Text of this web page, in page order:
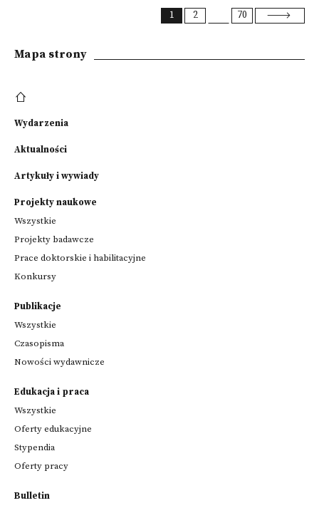
1 2 70
Mapa strony
Wydarzenia
Aktualności
Artykuły i wywiady
Projekty naukowe
Wszystkie
Projekty badawcze
Prace doktorskie i habilitacyjne
Konkursy
Publikacje
Wszystkie
Czasopisma
Nowości wydawnicze
Edukacja i praca
Wszystkie
Oferty edukacyjne
Stypendia
Oferty pracy
Bulletin